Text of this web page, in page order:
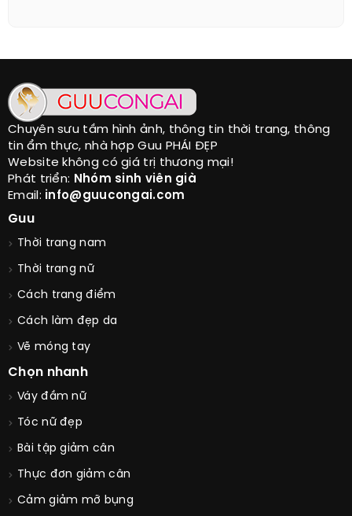
Chuyên sưu tầm hình ảnh, thông tin thời trang, thông
tin ẩm thực, nhà hợp Guu PHÁI ĐẸP
Website không có giá trị thương mại!
Phát triển: Nhóm sinh viên già
Email: info@guucongai.com
Guu
Thời trang nam
Thời trang nữ
Cách trang điểm
Cách làm đẹp da
Vẽ móng tay
Chọn nhanh
Váy đầm nữ
Tóc nữ đẹp
Bài tập giảm cân
Thực đơn giảm cân
Cảm giảm mỡ bụng